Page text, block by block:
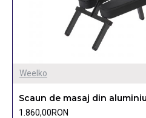
Weelko
Scaun de masaj din
1.860,00RON